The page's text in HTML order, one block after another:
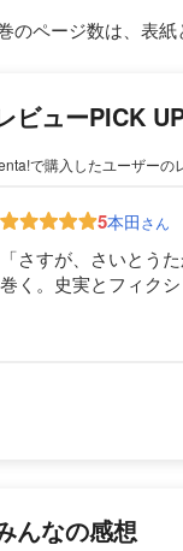
のページ数は、表
ビューPICK
で購入したユーザーの
5本田さん
「さすが、さいとう
巻く。史実とフィク
んなの感想